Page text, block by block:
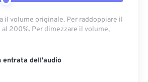
il volume originale. Per raddoppiare il
200%. Per dimezzare il volume,
entrata dell'audio